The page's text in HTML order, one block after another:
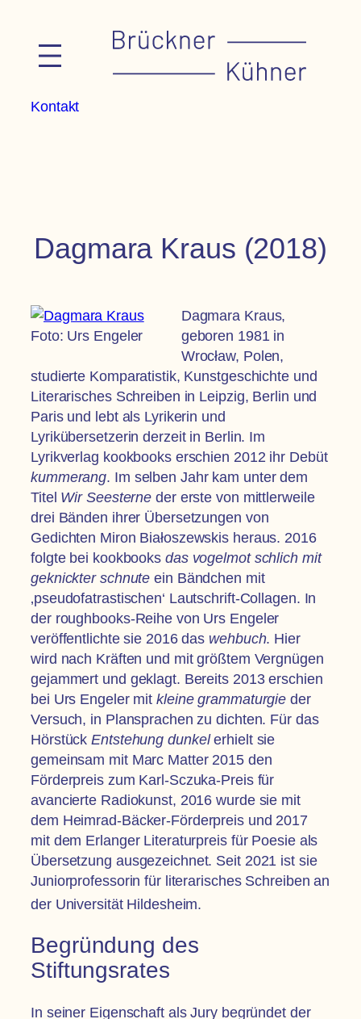
springen
Kontakt
Dagmara Kraus (2018)
Foto: Urs Engeler
Dagmara Kraus,
geboren 1981 in
Wrocław, Polen,
studierte Komparatistik, Kunstgeschichte und
Literarisches Schreiben in Leipzig, Berlin und
Paris und lebt als Lyrikerin und
Lyrikübersetzerin derzeit in Berlin. Im
Lyrikverlag kookbooks erschien 2012 ihr Debüt
kummerang. Im selben Jahr kam unter dem
Titel Wir Seesterne der erste von mittlerweile
drei Bänden ihrer Übersetzungen von
Gedichten Miron Białoszewskis heraus. 2016
folgte bei kookbooks das vogelmot schlich mit
geknickter schnute ein Bändchen mit
‚pseudofatrastischen‘ Lautschrift-Collagen. In
der roughbooks-Reihe von Urs Engeler
veröffentlichte sie 2016 das wehbuch. Hier
wird nach Kräften und mit größtem Vergnügen
gejammert und geklagt. Bereits 2013 erschien
bei Urs Engeler mit kleine grammaturgie der
Versuch, in Plansprachen zu dichten. Für das
HörstückEntstehung dunkelerhielt sie
gemeinsam mit Marc Matter 2015 den
Förderpreis zum Karl-Sczuka-Preis für
avancierte Radiokunst, 2016 wurde sie mit
dem Heimrad-Bäcker-Förderpreis und 2017
mit dem Erlanger Literaturpreis für Poesie als
Übersetzung ausgezeichnet. Seit 2021 ist sie
Juniorprofessorin für literarisches Schreiben an
der Universität Hildesheim.
Begründung des
Stiftungsrates
In seiner Eigenschaft als Jury begründet der